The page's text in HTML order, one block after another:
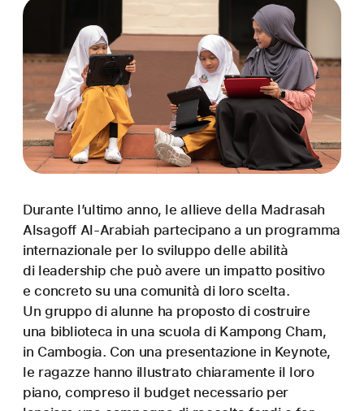
Durante l’ultimo anno, le allieve della Madrasah
Alsagoff Al‑Arabiah partecipano a un programma
internazionale per lo sviluppo delle abilità
di leadership che può avere un impatto positivo
e concreto su una comunità di loro scelta.
Un gruppo di alunne ha proposto di costruire
una biblioteca in una scuola di Kampong Cham,
in Cambogia. Con una presentazione in Keynote,
le ragazze hanno illustrato chiaramente il loro
piano, compreso il budget necessario per